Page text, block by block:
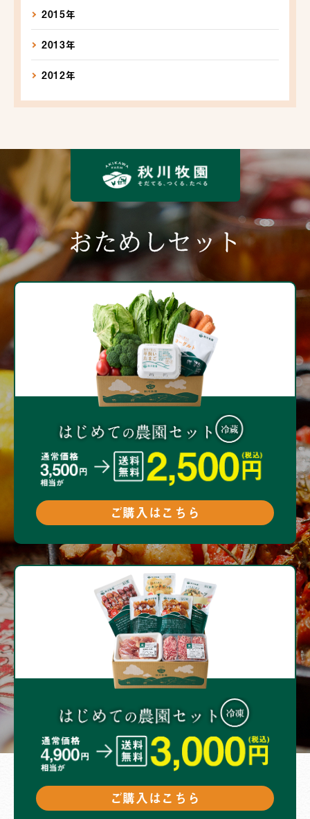
2015年
2013年
2012年
おためしセット
ご購入はこちら
ご購入はこちら